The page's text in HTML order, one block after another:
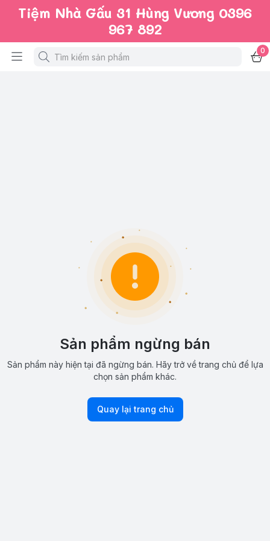
Tiệm Nhà Gấu 31 Hùng Vương 0396
967 892
0
Sản phẩm ngừng bán
Sản phẩm này hiện tại đã ngừng bán. Hãy trở về trang chủ để lựa
chọn sản phẩm khác.
Quay lại trang chủ